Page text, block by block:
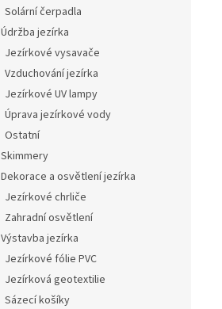
Solární čerpadla
Údržba jezírka
Jezírkové vysavače
Vzduchování jezírka
Jezírkové UV lampy
Úprava jezírkové vody
Ostatní
Skimmery
Dekorace a osvětlení jezírka
Jezírkové chrliče
Zahradní osvětlení
Výstavba jezírka
Jezírkové fólie PVC
Jezírková geotextilie
Sázecí košíky